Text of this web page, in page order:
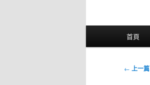
首頁
文
← 上一篇